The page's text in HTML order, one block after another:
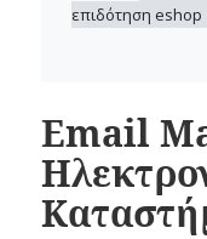
επιδότηση eshop
Email